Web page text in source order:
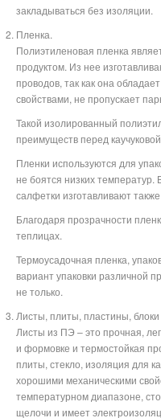
закладываться без изоляции.
Пленка.
Полиэтиленовая пленка
продуктом. Из нее
проводов, так как она
свойствами, не пропускает
Такой изолированный
преимуществ перед
Пленки используются для
не боятся низких температур.
салфетки изготавливают
Благодаря прозрачности
теплицах.
Термоусадочная пленка,
вариант упаковки различной
не только.
Листы, плиты, пластины, блоки
Листы из ПЭ – это прочная,
и формовке и термостойкая
плиты, стекло, изоляция для
хорошими механическими
температурном диапазоне,
щелочи и имеет